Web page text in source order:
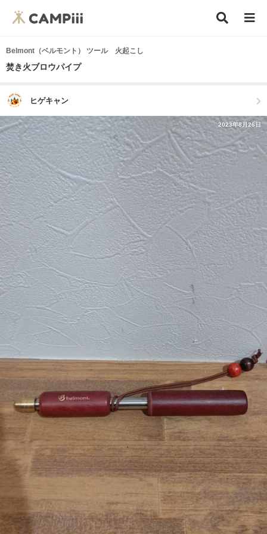
Belmont（ベルモント） ツール 火起こし
焚き火ブロウパイプ
ヒゲキャン
2023年8月26日